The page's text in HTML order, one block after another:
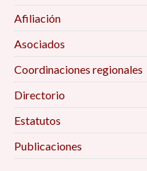
Afiliación
Asociados
Coordinaciones regionales
Directorio
Estatutos
Publicaciones